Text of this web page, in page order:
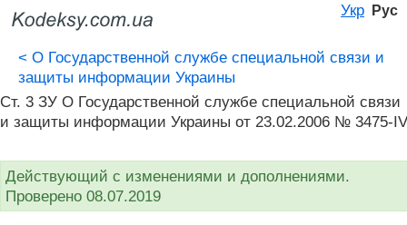
Укр Рус
< О Государственной службе специальной связи и
защиты информации Украины
Ст. 3 ЗУ О Государственной службе специальной связи
и защиты информации Украины от 23.02.2006 № 3475-IV
Действующий с изменениями и дополнениями.
Проверено 08.07.2019